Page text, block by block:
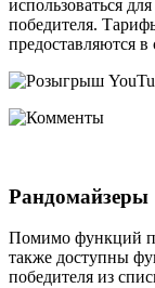
использоваться
победителя.
предоставляются
Рандомайзеры
Помимо функций
также доступны
победителя из